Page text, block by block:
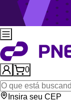
0
Insira seu CEP